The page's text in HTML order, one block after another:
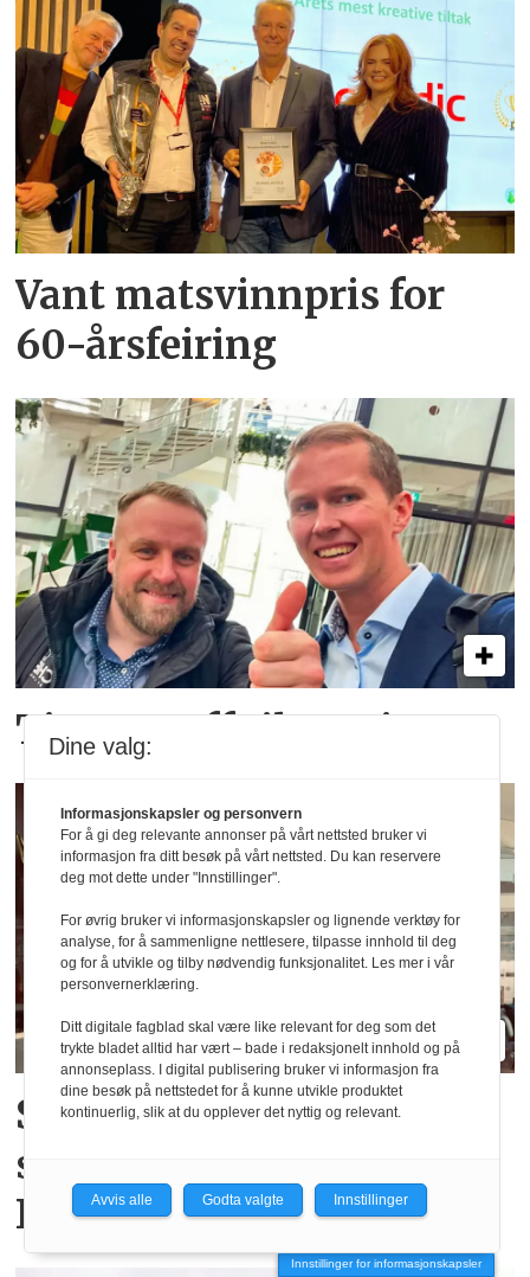
Vant matsvinnpris for
60-årsfeiring
Time2Staff til Sverige
Skal drifte
serveringstilbudet i
Kulturhuset i Namsos
Innstillinger for informasjonskapsler
Dine valg:
Informasjonskapsler og personvern
For å gi deg relevante annonser på vårt nettsted bruker vi
informasjon fra ditt besøk på vårt nettsted. Du kan reservere
deg mot dette under "Innstillinger".
For øvrig bruker vi informasjonskapsler og lignende verktøy for
analyse, for å sammenligne nettlesere, tilpasse innhold til deg
og for å utvikle og tilby nødvendig funksjonalitet. Les mer i vår
personvernerklæring.
Ditt digitale fagblad skal være like relevant for deg som det
trykte bladet alltid har vært – bade i redaksjonelt innhold og på
annonseplass. I digital publisering bruker vi informasjon fra
dine besøk på nettstedet for å kunne utvikle produktet
kontinuerlig, slik at du opplever det nyttig og relevant.
Avvis alle Godta valgte Innstillinger